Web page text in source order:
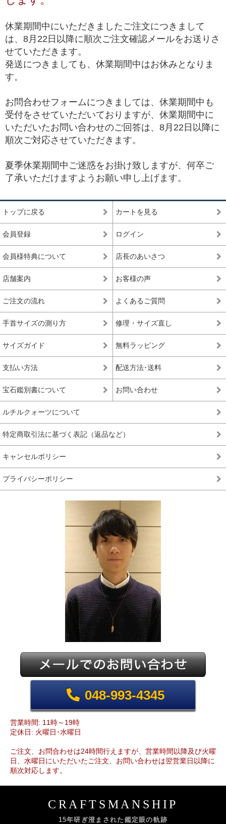
*1 トップクオリティは、品質が最も高いという意味で一般に用いられ、最
休業期間中にいただきましたご注文につきまして
は、8月22日以降に順次ご注文確認メールをお送りさ
せていただきます。
発送につきましても、休業期間中はお休みとなりま
す。
お問合わせフォームにつきましては、休業期間中も
受付をさせていただいておりますが、休業期間中に
いただいたお問い合わせのご回答は、8月22日以降に
順次ご対応させていただきます。
夏季休業期間中ご迷惑をお掛け致しますが、何卒ご
了承いただけますようお願い申し上げます。
トップに戻る カートを見る
会員登録 ログイン
会員様特典について 店長のあいさつ
店舗案内 お客様の声
ご注文の流れ よくあるご質問
手首サイズの測り方 修理・サイズ直し
サイズガイド 無料ラッピング
支払い方法 配送方法･送料
宝石鑑別書について お問い合わせ
ルチルクォーツについて
特定商取引法に基づく表記（返品など）
キャンセルポリシー
プライバシーポリシー
048-993-4345
営業時間: 11時～19時
定休日: 火曜日･水曜日
ご注文、お問合わせは24時間行えますが、営業時間以降及び火曜
日、水曜日にいただいたご注文、お問い合わせは翌営業日以降に
順次対応します。
CRAFTSMANSHIP
15年研ぎ澄まされた鑑定眼の軌跡